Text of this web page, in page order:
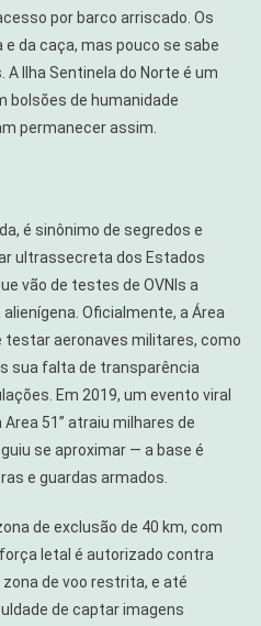
por barco arriscado. Os
da caça, mas pouco se sabe
Ilha Sentinela do Norte é um
bolsões de humanidade
permanecer assim.
é sinônimo de segredos e
ultrassecreta dos Estados
vão de testes de OVNIs a
Oficialmente, a Área
testar aeronaves militares, como
sua falta de transparência
Em 2019, um evento viral
51” atraiu milhares de
se aproximar — a base é
e guardas armados.
de exclusão de 40 km, com
letal é autorizado contra
de voo restrita, e até
de captar imagens